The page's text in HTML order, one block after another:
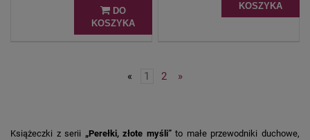
DO
KOSZYKA
KOSZYKA
« 1 2 »
Książeczki z serii „Perełki, złote myśli”to małe przewodniki duchowe,